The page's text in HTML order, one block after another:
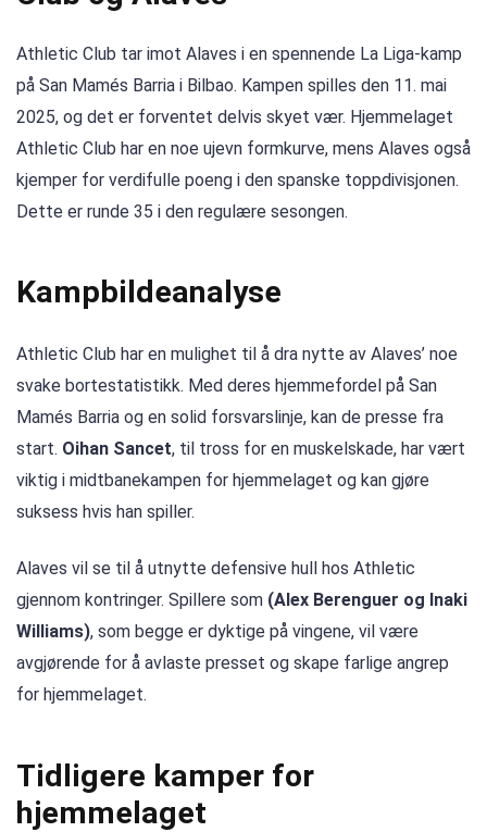
Athletic Club tar imot Alaves i en spennende La Liga-kamp
på San Mamés Barria i Bilbao. Kampen spilles den 11. mai
2025, og det er forventet delvis skyet vær. Hjemmelaget
Athletic Club har en noe ujevn formkurve, mens Alaves også
kjemper for verdifulle poeng i den spanske toppdivisjonen.
Dette er runde 35 i den regulære sesongen.
Kampbildeanalyse
Athletic Club har en mulighet til å dra nytte av Alaves’ noe
svake bortestatistikk. Med deres hjemmefordel på San
Mamés Barria og en solid forsvarslinje, kan de presse fra
start. Oihan Sancet, til tross for en muskelskade, har vært
viktig i midtbanekampen for hjemmelaget og kan gjøre
suksess hvis han spiller.
Alaves vil se til å utnytte defensive hull hos Athletic
gjennom kontringer. Spillere som (Alex Berenguer og Inaki
Williams), som begge er dyktige på vingene, vil være
avgjørende for å avlaste presset og skape farlige angrep
for hjemmelaget.
Tidligere kamper for
hjemmelaget